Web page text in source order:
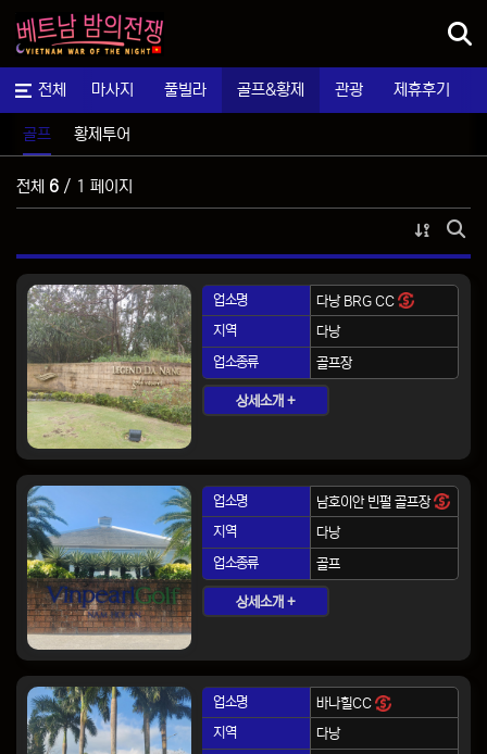
전체 메뉴
가라오케 마사지 풀빌라 골프&황제 관광 제휴후기
골프 황제투어
골프
전체 6 / 1 페이지
게시물
게시
업소명
다낭 BRG CC
지역
다낭
업소종류
골프장
상세소개 +
업소명
남호이안 빈펄 골프장
지역
다낭
업소종류
골프
상세소개 +
업소명
바나힐CC
지역
다낭